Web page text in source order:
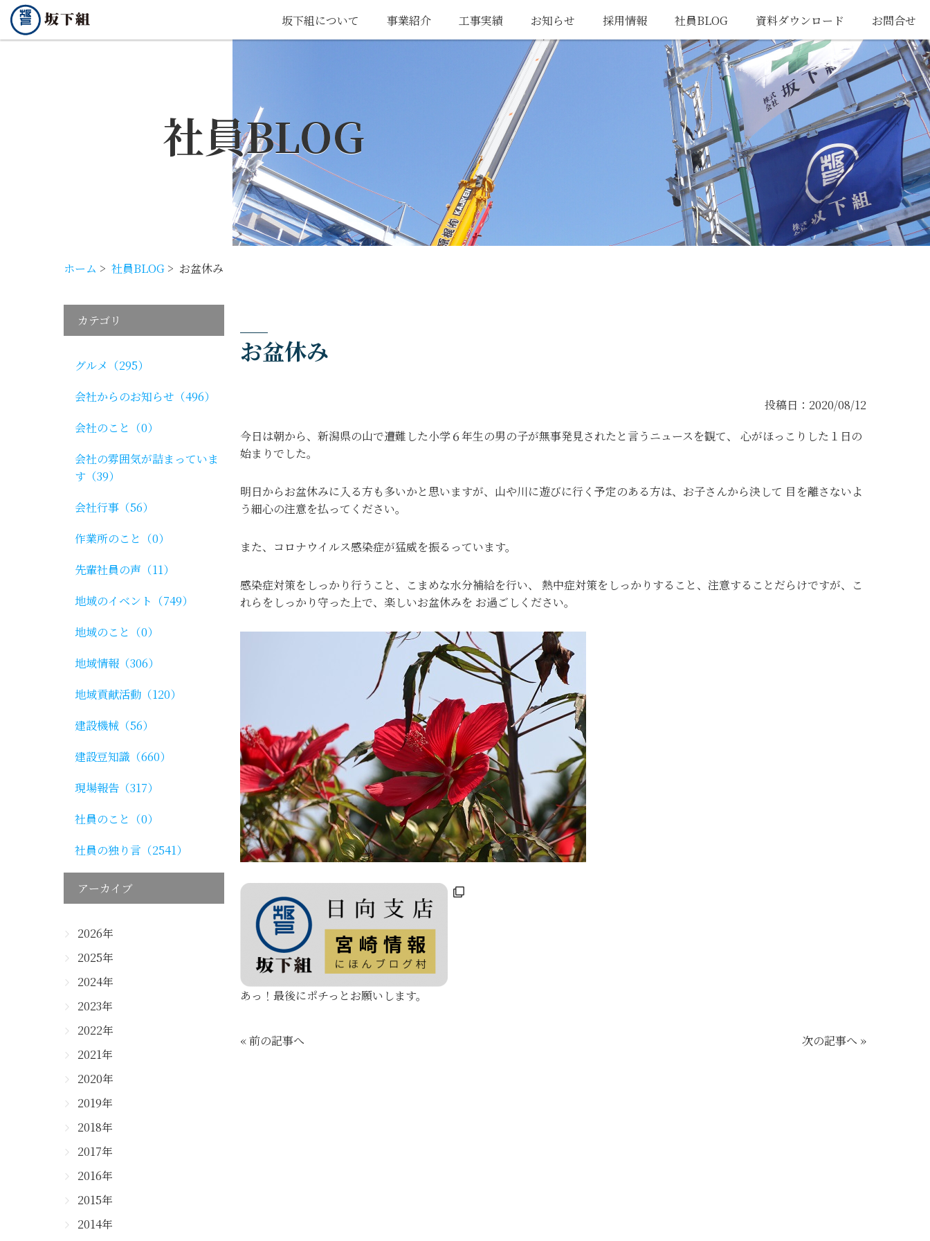
坂下組について 事業紹介 工事実績 お知らせ 採用情報 社員BLOG 資料ダウンロード お問合せ
社員BLOG
ホーム > 社員BLOG > お盆休み
お盆休み
投稿日：2020/08/12
今日は朝から、新潟県の山で遭難した小学６年生の男の子が無事発見されたと言うニュースを観て、 心がほっこりした１日の
始まりでした。
明日からお盆休みに入る方も多いかと思いますが、山や川に遊びに行く予定のある方は、お子さんから決して 目を離さないよ
う細心の注意を払ってください。
また、コロナウイルス感染症が猛威を振るっています。
感染症対策をしっかり行うこと、こまめな水分補給を行い、 熱中症対策をしっかりすること、注意することだらけですが、こ
れらをしっかり守った上で、楽しいお盆休みを お過ごしください。
あっ！最後にポチっとお願いします。
« 前の記事へ 次の記事へ »
カテゴリ
グルメ（295）
会社からのお知らせ（496）
会社のこと（0）
会社の雰囲気が詰まっていま
す（39）
会社行事（56）
作業所のこと（0）
先輩社員の声（11）
地域のイベント（749）
地域のこと（0）
地域情報（306）
地域貢献活動（120）
建設機械（56）
建設豆知識（660）
現場報告（317）
社員のこと（0）
社員の独り言（2541）
アーカイブ
2026年
2025年
2024年
2023年
2022年
2021年
2020年
2019年
2018年
2017年
2016年
2015年
2014年